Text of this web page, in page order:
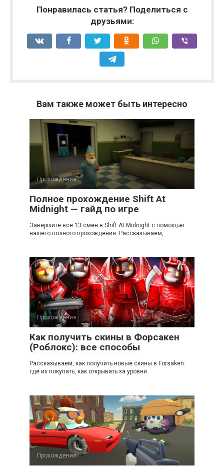
Понравилась статья? Поделиться с
друзьями:
Вам также может быть интересно
Прохождения
Полное прохождение Shift At
Midnight — гайд по игре
Завершите все 13 смен в Shift At Midnight с помощью
нашего полного прохождения. Рассказываем,
Прохождения
Как получить скины в Форсакен
(Роблокс): все способы
Рассказываем, как получить новые скины в Forsaken:
где их покупать, как открывать за уровни
Прохождения